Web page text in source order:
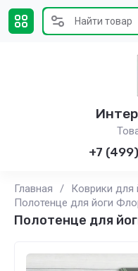
+7
Главная / Коврики для
Полотенце для йоги
Полотенце для